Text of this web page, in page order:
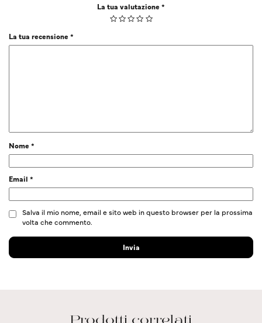
La tua valutazione*
La tua recensione*
Nome*
Email *
Salva il mio nome, email e sito web in questo browser per la prossima
volta che commento.